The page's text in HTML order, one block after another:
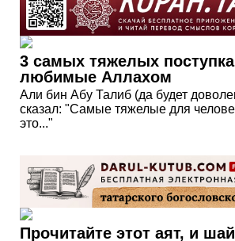
3 самых тяжелых
любимые Аллахом
Али бин Абу Талиб (да будет
сказал: "Самые тяжелые для
это..."
Прочитайте этот аят, и